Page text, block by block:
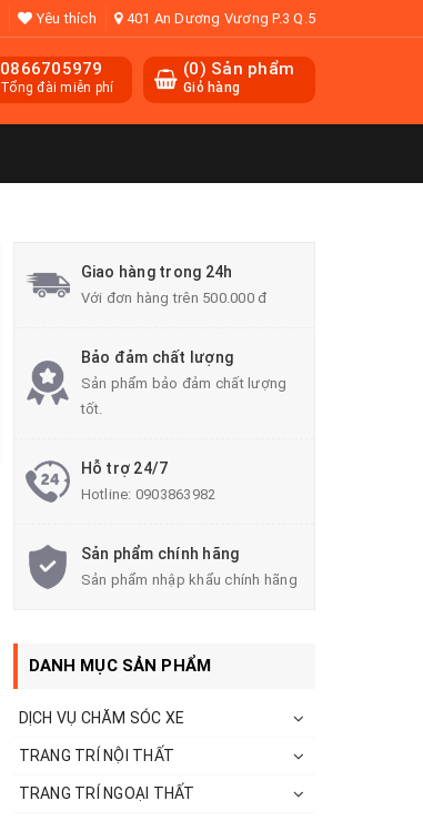
Yêu thích 401 An Dương Vương P.3 Q.5
(0) Sản phẩm
Giỏ hàng
0866705979
Tổng đài miễn phí
Giao hàng trong 24h
Với đơn hàng trên 500.000 đ
Bảo đảm chất lượng
Sản phẩm bảo đảm chất lượng
tốt.
Hỗ trợ 24/7
Hotline: 0903863982
Sản phẩm chính hãng
Sản phẩm nhập khẩu chính hãng
DANH MỤC SẢN PHẨM
DỊCH VỤ CHĂM SÓC XE
TRANG TRÍ NỘI THẤT
TRANG TRÍ NGOẠI THẤT